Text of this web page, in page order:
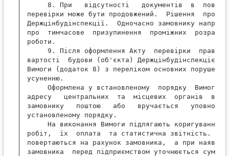
8. При   відсутності   документів  в
перевірки може бути продовжений.  Рішення  про
Держцінбудінспекції.  Одночасно замовнику
про  тимчасове  призупинення  проміжних
роботи.
9. Після оформлення Акту  перевірки
вартості  будови (об'єкта) Держцінбудінспекцією
Вимоги (додаток 8) з переліком основних
усуненню.
Оформлена у встановленому  порядку  Вимога
адресу   центральних  та  місцевих  органів
замовнику   поштою   або   вручається
установленому порядку.
На виконання Вимоги підлягають коригуванню
робіт,  їх  оплата  та статистична звітність.
повертаються на рахунок замовника,  а при
замовника  перед підприємством уточнюється сума